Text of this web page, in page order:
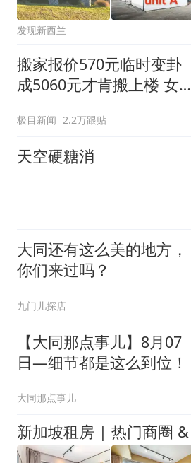
发现新西兰
搬家报价570元临时变卦
成5060元才肯搬上楼 女子
极目新闻 2.2万跟贴
天空硬糖消
大同还有这么美的地方，
你们来过吗？
九门儿探店
【大同那点事儿】8月07
日—细节都是这么到位！
大同那点事儿